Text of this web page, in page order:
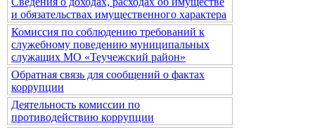
и обязательствах имущественного характера
Комиссия по соблюдению требований к
служебному поведению муниципальных
служащих МО «Теучежский район»
Обратная связь для сообщений о фактах
коррупции
Деятельность комиссии по
противодействию коррупции